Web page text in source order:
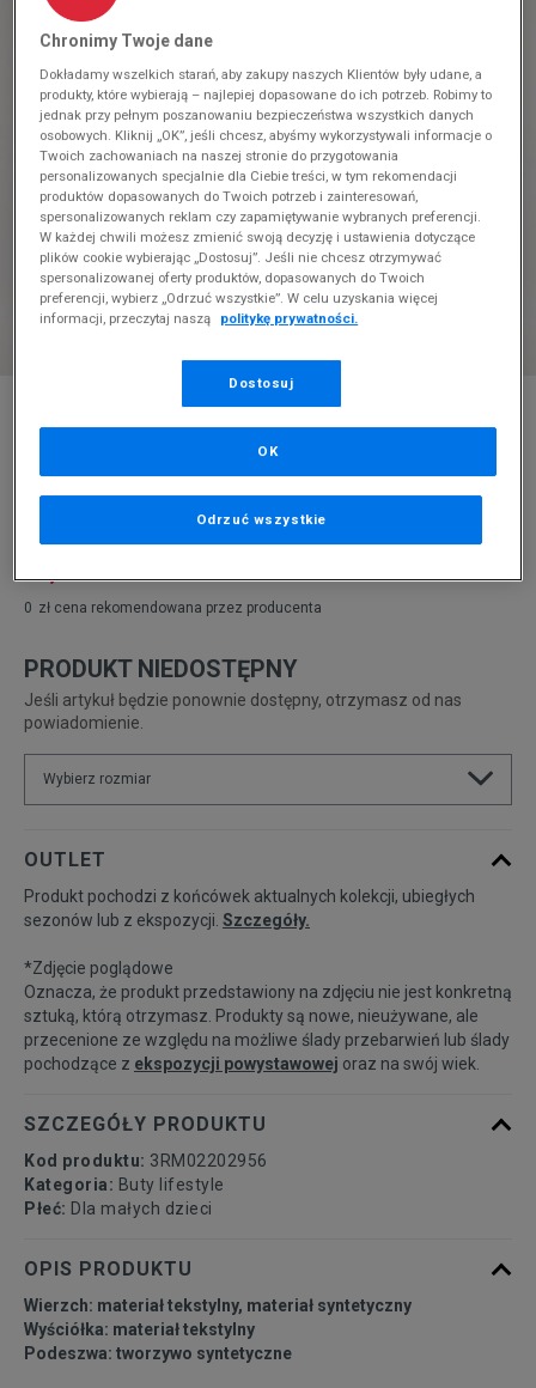
Produkt pochodzi z końcówek aktualnych kolekcji, ubiegłych
sezonów lub z ekspozycji.Szczegóły.
0 zł cena rekomendowana przez producenta
PRODUKT NIEDOSTĘPNY
Jeśli artykuł będzie ponownie dostępny, otrzymasz od nas
powiadomienie.
Wybierz rozmiar
28 17 cm Powiadom o dostępności
29,5 18 cm
30 18,5 cm Powiadom o dostępności
32 20 cm
34 21 cm Powiadom o dostępności
OUTLET
Produkt pochodzi z końcówek aktualnych kolekcji, ubiegłych
sezonów lub z ekspozycji. Szczegóły.
*Zdjęcie poglądowe
Oznacza, że produkt przedstawiony na zdjęciu nie jest konkretną
sztuką, którą otrzymasz. Produkty są nowe, nieużywane, ale
przecenione ze względu na możliwe ślady przebarwień lub ślady
pochodzące z ekspozycji powystawowej oraz na swój wiek.
SZCZEGÓŁY PRODUKTU
Kod produktu: 3RM02202956
Kategoria: Buty lifestyle
Płeć: Dla małych dzieci
OPIS PRODUKTU
Wierzch: materiał tekstylny, materiał syntetyczny
Wyściółka: materiał tekstylny
Podeszwa: tworzywo syntetyczne
Chronimy Twoje dane
Dokładamy wszelkich starań, aby zakupy naszych Klientów były udane, a
produkty, które wybierają – najlepiej dopasowane do ich potrzeb. Robimy to
jednak przy pełnym poszanowaniu bezpieczeństwa wszystkich danych
osobowych. Kliknij „OK”, jeśli chcesz, abyśmy wykorzystywali informacje o
Twoich zachowaniach na naszej stronie do przygotowania
personalizowanych specjalnie dla Ciebie treści, w tym rekomendacji
produktów dopasowanych do Twoich potrzeb i zainteresowań,
spersonalizowanych reklam czy zapamiętywanie wybranych preferencji.
W każdej chwili możesz zmienić swoją decyzję i ustawienia dotyczące
plików cookie wybierając „Dostosuj”. Jeśli nie chcesz otrzymywać
spersonalizowanej oferty produktów, dopasowanych do Twoich
preferencji, wybierz „Odrzuć wszystkie”. W celu uzyskania więcej
informacji, przeczytaj naszą
politykę prywatności.
Dostosuj
Odrzuć wszystkie
OK